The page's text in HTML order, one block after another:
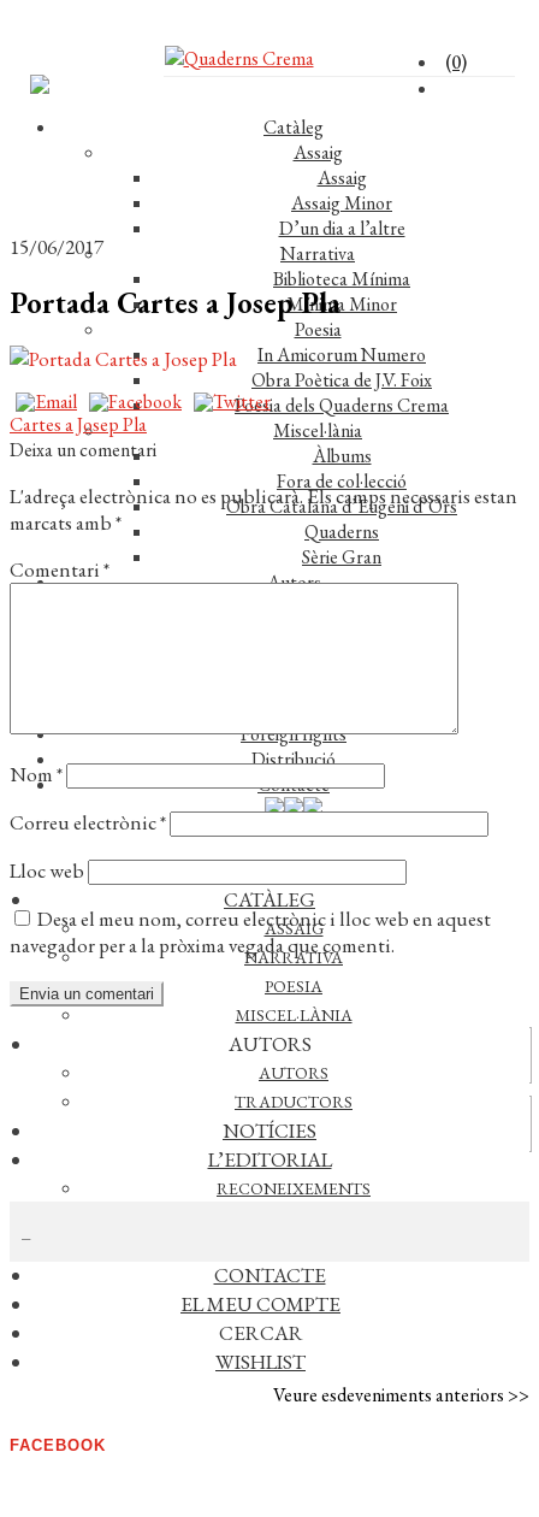
(0)
Catàleg
Assaig
Assaig
Assaig Minor
D’un dia a l’altre
Narrativa
Biblioteca Mínima
Mínima Minor
Poesia
In Amicorum Numero
Obra Poètica de J.V. Foix
Poesia dels Quaderns Crema
Miscel·lània
Àlbums
Fora de col·lecció
Obra Catalana d’Eugeni d’Ors
Quaderns
Sèrie Gran
Autors
Foreign rights
Distribució
Contacte
CATÀLEG
ASSAIG
NARRATIVA
POESIA
MISCEL·LÀNIA
AUTORS
AUTORS
TRADUCTORS
NOTÍCIES
L’EDITORIAL
RECONEIXEMENTS
CONTACTE
EL MEU COMPTE
CERCAR
WISHLIST
15/06/2017
Portada Cartes a Josep Pla
Navegació
d'entrades
Entrada
anterior:
Cartes a Josep Pla
Deixa un comentari
L'adreça electrònica no es publicarà.Els camps necessaris estan
marcats amb*
Comentari*
Nom*
Correu electrònic*
Lloc web
Desa el meu nom, correu electrònic i lloc web en aquest
navegador per a la pròxima vegada que comenti.
Actualitat
Vídeos
CERCAR NOTÍCIES
AGENDA
No s'han trobat esdeveniments
Veure esdeveniments anteriors >>
FACEBOOK